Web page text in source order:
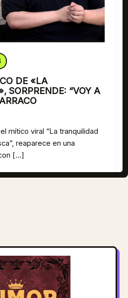
DE «LA
SORPRENDE: “VOY A
mítico viral “La tranquilidad
reaparece en una
[…]